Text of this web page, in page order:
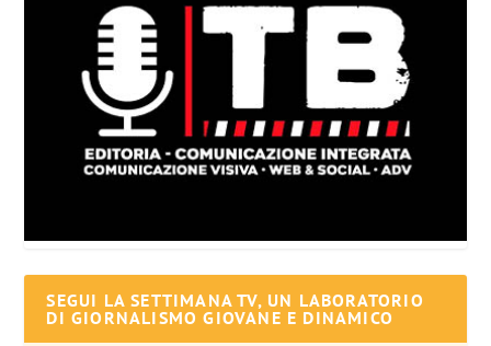
SEGUI LA SETTIMANA TV, UN LABORATORIO
DI GIORNALISMO GIOVANE E DINAMICO